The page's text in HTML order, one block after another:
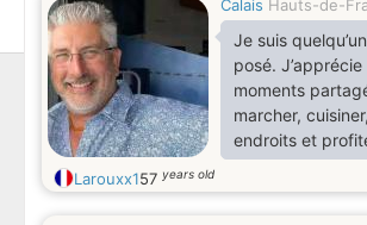
privilégie les
respect, la
avec le temps à
surtout ce que je
Calais Hauts-de-
Je suis
posé.
moments
marcher,
endroits et
entre amis ou
personne
Larouxx157 years old